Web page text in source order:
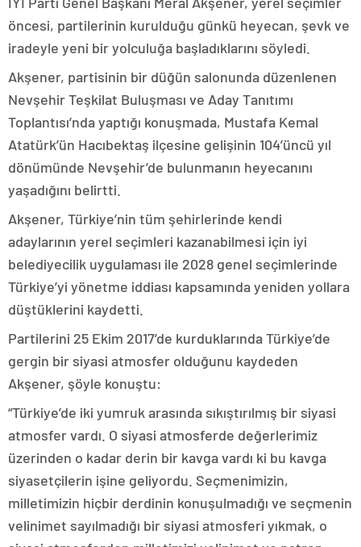
öncesi, partilerinin kurulduğu günkü heyecan, şevk ve
iradeyle yeni bir yolculuğa başladıklarını söyledi.
Akşener, partisinin bir düğün salonunda düzenlenen
Nevşehir Teşkilat Buluşması ve Aday Tanıtımı
Toplantısı’nda yaptığı konuşmada, Mustafa Kemal
Atatürk’ün Hacıbektaş ilçesine gelişinin 104’üncü yıl
dönümünde Nevşehir’de bulunmanın heyecanını
yaşadığını belirtti.
Akşener, Türkiye’nin tüm şehirlerinde kendi
adaylarının yerel seçimleri kazanabilmesi için iyi
belediyecilik uygulaması ile 2028 genel seçimlerinde
Türkiye’yi yönetme iddiası kapsamında yeniden yollara
düştüklerini kaydetti.
Partilerini 25 Ekim 2017’de kurduklarında Türkiye’de
gergin bir siyasi atmosfer olduğunu kaydeden
Akşener, şöyle konuştu:
“Türkiye’de iki yumruk arasında sıkıştırılmış bir siyasi
atmosfer vardı. O siyasi atmosferde değerlerimiz
üzerinden o kadar derin bir kavga vardı ki bu kavga
siyasetçilerin işine geliyordu. Seçmenimizin,
milletimizin hiçbir derdinin konuşulmadığı ve seçmenin
velinimet sayılmadığı bir siyasi atmosferi yıkmak, o